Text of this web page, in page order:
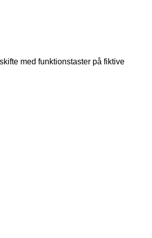
med funktionstaster på fiktive